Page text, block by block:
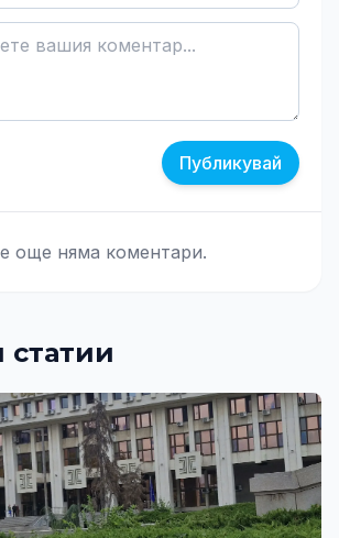
Публикувай
още няма коментари.
статии